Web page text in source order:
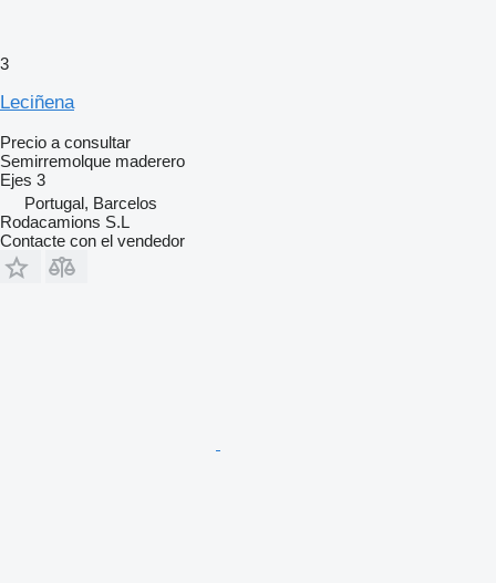
3
Leciñena
Precio a consultar
Semirremolque maderero
Ejes 3
Portugal, Barcelos
Rodacamions S.L
Contacte con el vendedor